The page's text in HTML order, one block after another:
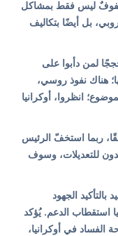
محفوفٌ ليس فقط بمشاكل
بل أيضًا بتكاليف
لمن دأبوا على
هناك نفوذ روسي،
انظروا، أوكرانيا
ربما استخفّ الرئيس
للتعديلات، وسوف
الجهود
استقطاب الدعم. يُؤكد
الفساد في أوكرانيا،